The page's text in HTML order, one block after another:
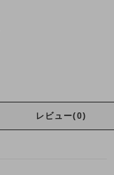
レビュー(0)